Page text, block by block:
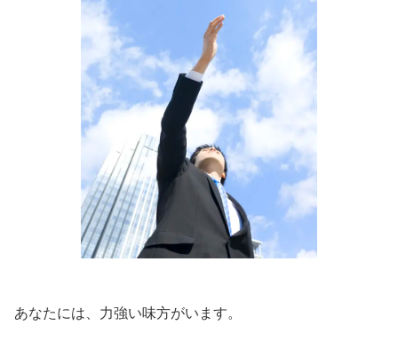
あなたには、力強い味方がいます。